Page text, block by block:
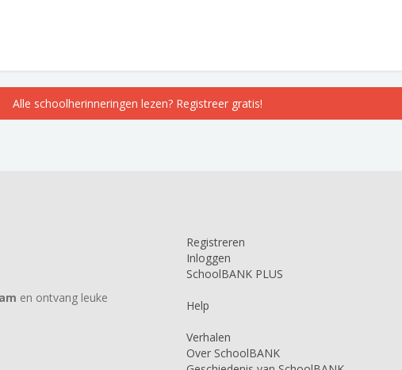
Alle schoolherinneringen lezen? Registreer gratis!
en ontvang leuke
Registreren
Inloggen
SchoolBANK PLUS
Help
Verhalen
Over SchoolBANK